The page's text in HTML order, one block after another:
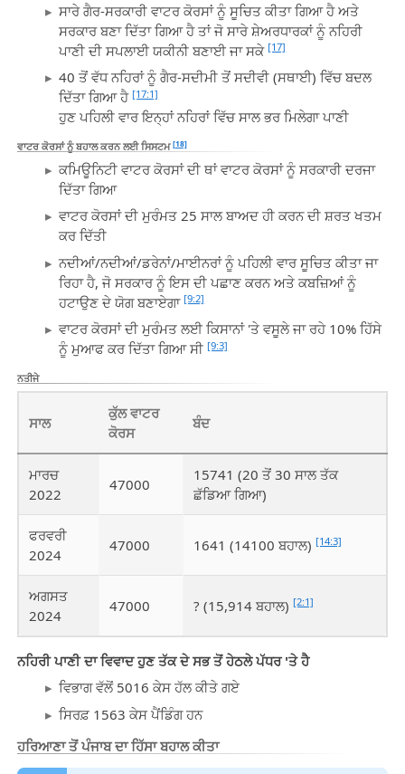
ਸਾਰੇ ਗੈਰ-ਸਰਕਾਰੀ ਵਾਟਰ ਕੋਰਸਾਂ ਨੂੰ ਸੂਚਿਤ ਕੀਤਾ ਗਿਆ ਹੈ ਅਤੇ
ਸਰਕਾਰ ਬਣਾ ਦਿੱਤਾ ਗਿਆ ਹੈ ਤਾਂ ਜੋ ਸਾਰੇ ਸ਼ੇਅਰਧਾਰਕਾਂ ਨੂੰ ਨਹਿਰੀ
ਪਾਣੀ ਦੀ ਸਪਲਾਈ ਯਕੀਨੀ ਬਣਾਈ ਜਾ ਸਕੇ [17]
40 ਤੋਂ ਵੱਧ ਨਹਿਰਾਂ ਨੂੰ ਗੈਰ-ਸਦੀਮੀ ਤੋਂ ਸਦੀਵੀ (ਸਥਾਈ) ਵਿੱਚ ਬਦਲ
ਦਿੱਤਾ ਗਿਆ ਹੈ [17:1]
ਹੁਣ ਪਹਿਲੀ ਵਾਰ ਇਨ੍ਹਾਂ ਨਹਿਰਾਂ ਵਿੱਚ ਸਾਲ ਭਰ ਮਿਲੇਗਾ ਪਾਣੀ
ਵਾਟਰ ਕੋਰਸਾਂ ਨੂੰ ਬਹਾਲ ਕਰਨ ਲਈ ਸਿਸਟਮ[18]
ਕਮਿਊਨਿਟੀ ਵਾਟਰ ਕੋਰਸਾਂ ਦੀ ਥਾਂ ਵਾਟਰ ਕੋਰਸਾਂ ਨੂੰ ਸਰਕਾਰੀ ਦਰਜਾ
ਦਿੱਤਾ ਗਿਆ
ਵਾਟਰ ਕੋਰਸਾਂ ਦੀ ਮੁਰੰਮਤ 25 ਸਾਲ ਬਾਅਦ ਹੀ ਕਰਨ ਦੀ ਸ਼ਰਤ ਖਤਮ
ਕਰ ਦਿੱਤੀ
ਨਦੀਆਂ/ਨਦੀਆਂ/ਡਰੇਨਾਂ/ਮਾਈਨਰਾਂ ਨੂੰ ਪਹਿਲੀ ਵਾਰ ਸੂਚਿਤ ਕੀਤਾ ਜਾ
ਰਿਹਾ ਹੈ, ਜੋ ਸਰਕਾਰ ਨੂੰ ਇਸ ਦੀ ਪਛਾਣ ਕਰਨ ਅਤੇ ਕਬਜ਼ਿਆਂ ਨੂੰ
ਹਟਾਉਣ ਦੇ ਯੋਗ ਬਣਾਏਗਾ [9:2]
ਵਾਟਰ ਕੋਰਸਾਂ ਦੀ ਮੁਰੰਮਤ ਲਈ ਕਿਸਾਨਾਂ 'ਤੇ ਵਸੂਲੇ ਜਾ ਰਹੇ 10% ਹਿੱਸੇ
ਨੂੰ ਮੁਆਫ ਕਰ ਦਿੱਤਾ ਗਿਆ ਸੀ [9:3]
ਨਤੀਜੇ
ਸਾਲ
ਕੁੱਲ ਵਾਟਰ
ਕੋਰਸ
ਬੰਦ
ਮਾਰਚ
2022
47000
15741 (20 ਤੋਂ 30 ਸਾਲ ਤੱਕ
ਛੱਡਿਆ ਗਿਆ)
ਫਰਵਰੀ
2024
47000 1641 (14100 ਬਹਾਲ) [14:3]
ਅਗਸਤ
2024
47000 ? (15,914 ਬਹਾਲ) [2:1]
ਨਹਿਰੀ ਪਾਣੀ ਦਾ ਵਿਵਾਦ ਹੁਣ ਤੱਕ ਦੇ ਸਭ ਤੋਂ ਹੇਠਲੇ ਪੱਧਰ 'ਤੇ ਹੈ
ਵਿਭਾਗ ਵੱਲੋਂ 5016 ਕੇਸ ਹੱਲ ਕੀਤੇ ਗਏ
ਸਿਰਫ਼ 1563 ਕੇਸ ਪੈਂਡਿੰਗ ਹਨ
ਹਰਿਆਣਾ ਤੋਂ ਪੰਜਾਬ ਦਾ ਹਿੱਸਾ ਬਹਾਲ ਕੀਤਾ